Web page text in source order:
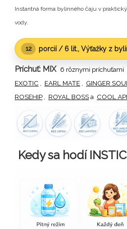
Instantná forma bylinného čaju v
vody.
12 porcií / 6 lit., Výťažky z
Príchuť: MIX 6 rôznymi príchuťami
EXOTIC , EARL MATE , GINGER
ROSEHIP , ROYAL BOSSa COOL
Kedy sa hodí